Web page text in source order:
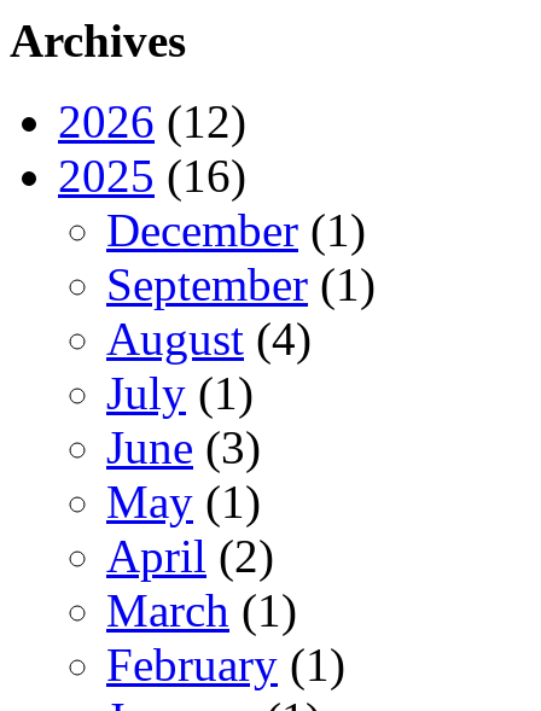
Archives
2026 (12)
2025 (16)
December (1)
September (1)
August (4)
July (1)
June (3)
May (1)
April (2)
March (1)
February (1)